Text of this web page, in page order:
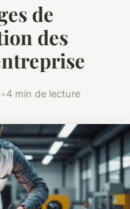
de
des
•4 min de lecture